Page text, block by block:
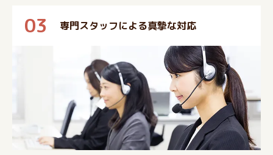
03 専門スタッフによる真摯な対応